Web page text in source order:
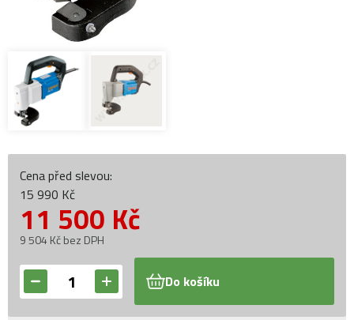
Cena před slevou:
15 990 Kč
11 500 Kč
9 504 Kč bez DPH
Do košíku